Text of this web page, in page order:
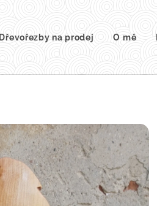
Dřevořezby na prodej O mě